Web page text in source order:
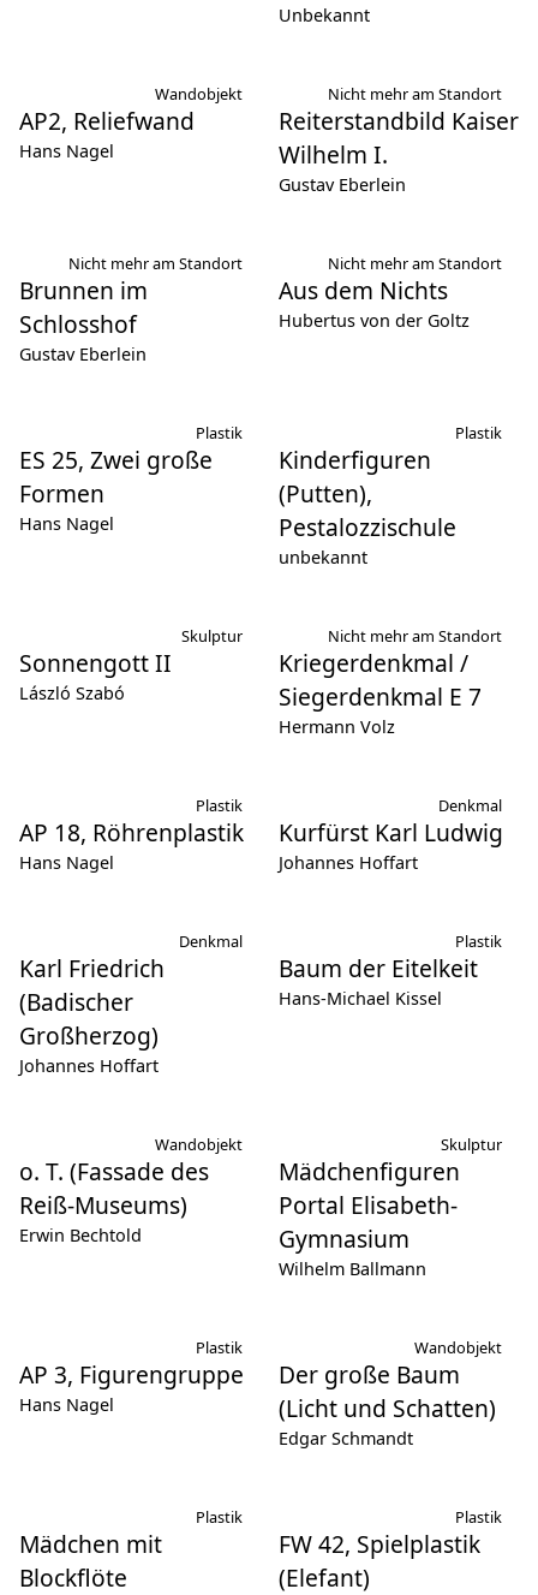
Unbekannt
AP2, Reliefwand
Wandobjekt
Hans Nagel
Reiterstandbild Kaiser
Wilhelm I.
Nicht mehr am Standort
Gustav Eberlein
Brunnen im
Schlosshof
Nicht mehr am Standort
Gustav Eberlein
Aus dem Nichts
Nicht mehr am Standort
Hubertus von der Goltz
ES 25, Zwei große
Formen
Plastik
Hans Nagel
Kinderfiguren
(Putten),
Pestalozzischule
Plastik
unbekannt
Sonnengott II
Skulptur
László Szabó
Kriegerdenkmal /
Siegerdenkmal E 7
Nicht mehr am Standort
Hermann Volz
AP 18, Röhrenplastik
Plastik
Hans Nagel
Kurfürst Karl Ludwig
Denkmal
Johannes Hoffart
Karl Friedrich
(Badischer
Großherzog)
Denkmal
Johannes Hoffart
Baum der Eitelkeit
Plastik
Hans-Michael Kissel
o. T. (Fassade des
Reiß-Museums)
Wandobjekt
Erwin Bechtold
Mädchenfiguren
Portal Elisabeth-
Gymnasium
Skulptur
Wilhelm Ballmann
AP 3, Figurengruppe
Plastik
Hans Nagel
Der große Baum
(Licht und Schatten)
Wandobjekt
Edgar Schmandt
Mädchen mit
Blockflöte
Plastik
FW 42, Spielplastik
(Elefant)
Plastik